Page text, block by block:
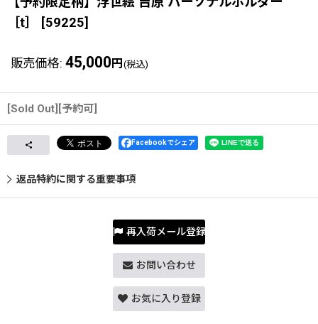
［t］
[59225]
販売価格: 45,000 円 (税込)
[Sold Out][予約可]
Facebookでシェア
返品特約に関する重要事項
再入荷メール登録
お問い合わせ
お気に入り登録